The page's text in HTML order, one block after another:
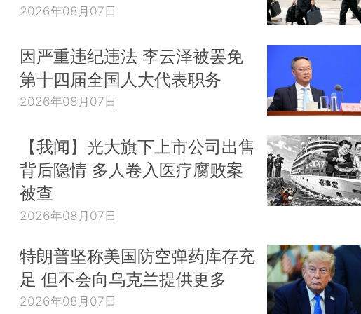
2026年08月07日
因严重违纪违法 李云泽被罢免
第十四届全国人大代表职务
2026年08月07日
【我闻】光大旗下上市公司出售
背后隐情 多人卷入医疗腐败案
被查
2026年08月07日
特朗普坚称美国防空弹药库存充
足 但不会向乌克兰提供更多
2026年08月07日